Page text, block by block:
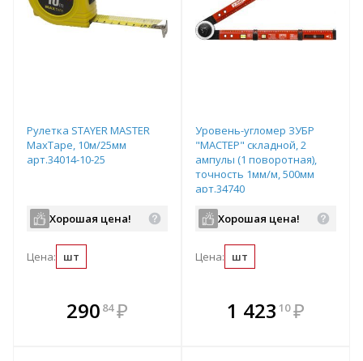
Рулетка STAYER МASTER
MaxTape, 10м/25мм
арт.34014-10-25
Хорошая цена!
Цена: шт
290 84 ₽
В комплекте
всегда выгоднее!
Уровень-угломер ЗУБР
"МАСТЕР" складной, 2
ампулы (1 поворотная),
точность 1мм/м, 500мм
арт.34740
Хорошая цена!
Цена: шт
В комплекте
всегда выгоднее!
1 423 10 ₽